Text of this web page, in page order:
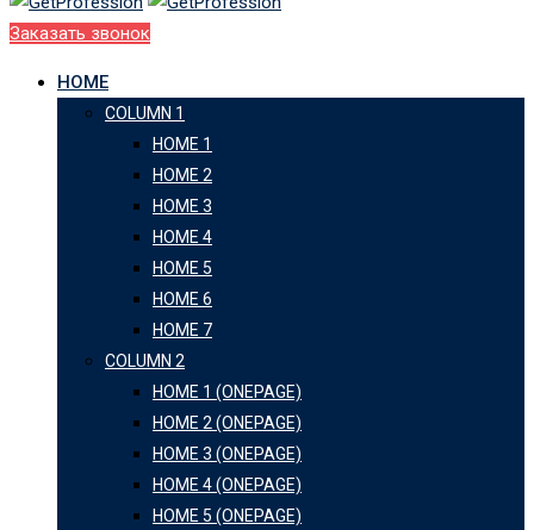
Заказать звонок
HOME
COLUMN 1
HOME 1
HOME 2
HOME 3
HOME 4
HOME 5
HOME 6
HOME 7
COLUMN 2
HOME 1 (ONEPAGE)
HOME 2 (ONEPAGE)
HOME 3 (ONEPAGE)
HOME 4 (ONEPAGE)
HOME 5 (ONEPAGE)